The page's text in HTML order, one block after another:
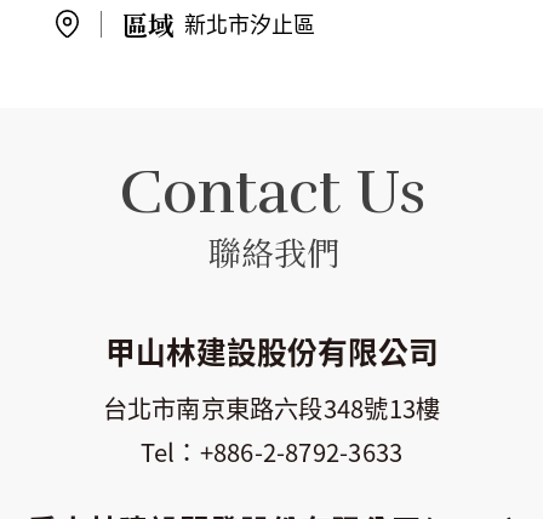
新北市汐止區
Contact Us
聯絡我們
甲山林建設股份有限公司
台北市南京東路六段348號13樓
+886-2-8792-3633